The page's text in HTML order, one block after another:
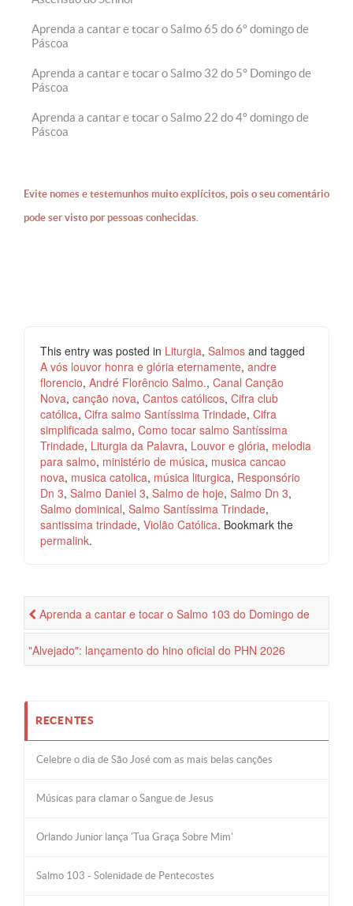
Aprenda a cantar e tocar o Salmo 65 do 6º domingo de
Páscoa
Aprenda a cantar e tocar o Salmo 32 do 5° Domingo de
Páscoa
Aprenda a cantar e tocar o Salmo 22 do 4º domingo de
Páscoa
Evite nomes e testemunhos muito explícitos, pois o seu comentário
pode ser visto por pessoas conhecidas.
This entry was posted in Liturgia, Salmos and tagged
A vós louvor honra e glória eternamente, andre
florencio, André Florêncio Salmo., Canal Canção
Nova, canção nova, Cantos católicos, Cifra club
católica, Cifra salmo Santíssima Trindade, Cifra
simplificada salmo, Como tocar salmo Santíssima
Trindade, Liturgia da Palavra, Louvor e glória, melodia
para salmo, ministério de música, musica cancao
nova, musica catolica, música liturgica, Responsório
Dn 3, Salmo Daniel 3, Salmo de hoje, Salmo Dn 3,
Salmo dominical, Salmo Santíssima Trindade,
santissima trindade, Violão Católica. Bookmark the
permalink.
Aprenda a cantar e tocar o Salmo 103 do Domingo de
Pentecostes
"Alvejado": lançamento do hino oficial do PHN 2026
RECENTES
Celebre o dia de São José com as mais belas canções
Músicas para clamar o Sangue de Jesus
Orlando Junior lança 'Tua Graça Sobre Mim'
Salmo 103 - Solenidade de Pentecostes